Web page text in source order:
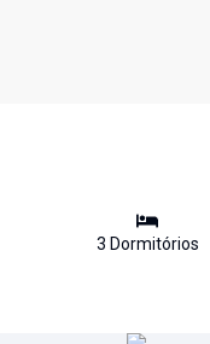
3 Dormitórios